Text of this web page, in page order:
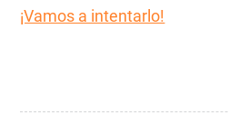
¡Vamos a intentarlo!